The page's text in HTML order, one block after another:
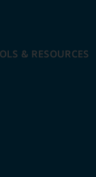
& RESOURCES